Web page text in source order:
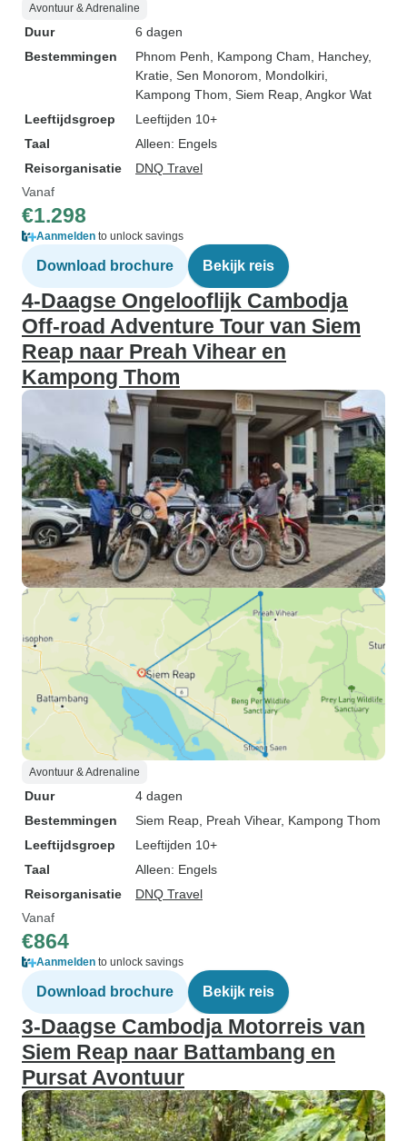
Avontuur & Adrenaline
Duur
6 dagen
Bestemmingen
Phnom Penh , Kampong Cham , Hanchey,
Kratie , Sen Monorom , Mondolkiri
Kampong Thom , Siem Reap , Angkor Wat
Leeftijdsgroep
Leeftijden 10+
Taal
Alleen: Engels
Reisorganisatie
DNQ Travel
Vanaf
€1.298
Aanmelden to unlock savings
Download brochure Bekijk reis
4-Daagse Ongelooflijk Cambodja
Off-road Adventure Tour van Siem
Reap naar Preah Vihear en
Kampong Thom
Avontuur & Adrenaline
Duur
4 dagen
Bestemmingen
Siem Reap , Preah Vihear, Kampong Thom
Leeftijdsgroep
Leeftijden 10+
Taal
Alleen: Engels
Reisorganisatie
DNQ Travel
Vanaf
€864
Aanmelden to unlock savings
Download brochure Bekijk reis
3-Daagse Cambodja Motorreis van
Siem Reap naar Battambang en
Pursat Avontuur